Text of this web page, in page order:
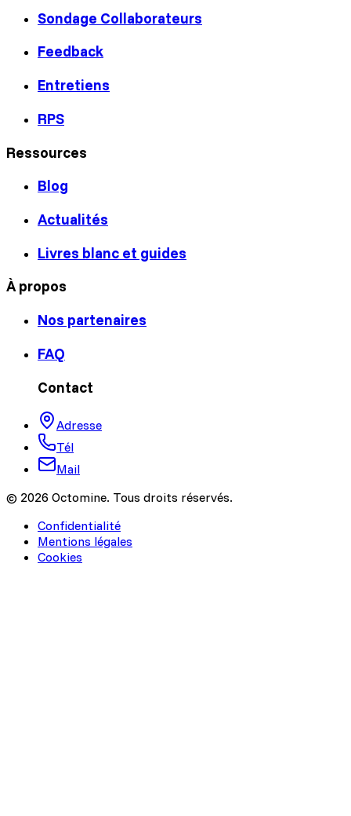
Sondage Collaborateurs
Feedback
Entretiens
RPS
Ressources
Blog
Actualités
Livres blanc et guides
À propos
Nos partenaires
FAQ
Contact
Adresse
Tél
Mail
© 2026 Octomine. Tous droits réservés.
Confidentialité
Mentions légales
Cookies